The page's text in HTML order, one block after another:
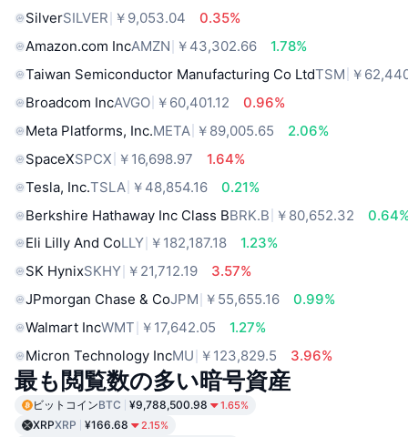
SilverSILVER ￥9,053.04
0.35%
Amazon.com IncAMZN ￥43,302.66
1.78%
Taiwan Semiconductor Manufacturing Co LtdTSM ￥
Broadcom IncAVGO ￥60,401.12
0.96%
Meta Platforms, Inc.META ￥89,005.65
2.06%
SpaceXSPCX ￥16,698.97
1.64%
Tesla, Inc.TSLA ￥48,854.16
0.21%
Berkshire Hathaway Inc Class BBRK.B ￥80,652.32
Eli Lilly And CoLLY ￥182,187.18
1.23%
SK HynixSKHY ￥21,712.19
3.57%
JPmorgan Chase & CoJPM ￥55,655.16
0.99%
Walmart IncWMT ￥17,642.05
1.27%
Micron Technology IncMU ￥123,829.5 3.96%
最も閲覧数の多い暗号資産
ビットコインBTC ¥9,788,500.98 1.65%
XRPXRP ¥166.68 2.15%